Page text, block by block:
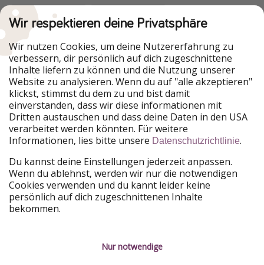
Urlaubspiraten ist Teil der HolidayPirates Group
Unsere Märkte
PiratinViaggio
HolidayPirates
VakantiePiraten
WakacyjniPiraci
VoyagesPirates
Ferienpiraten
Urlaubspiraten
ViajerosPiratas
TravelPirates
HolidayPirates Group
Lerne uns kennen
Über uns
Rechtliches
Wir respektieren deine Privatsphäre
Wir nutzen Cookies, um deine Nutzererfahrung zu
verbessern, dir persönlich auf dich zugeschnittene
Inhalte liefern zu können und die Nutzung unserer
Website zu analysieren. Wenn du auf "alle akzeptieren"
klickst, stimmst du dem zu und bist damit
einverstanden, dass wir diese informationen mit
Dritten austauschen und dass deine Daten in den USA
verarbeitet werden könnten. Für weitere
Informationen, lies bitte unsere Datenschutzrichtlinie.
Du kannst deine Einstellungen jederzeit anpassen.
Wenn du ablehnst, werden wir nur die notwendigen
Cookies verwenden und du kannt leider keine
persönlich auf dich zugeschnittenen Inhalte
bekommen.
Nur notwendige